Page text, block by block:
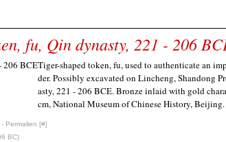
fu, Qin dynasty, 221 - 206
Tiger-shaped token, fu, used to authenticate an
der. Possibly excavated on Lincheng, Shandong
asty, 221 - 206 BCE. Bronze inlaid with gold
cm, National Museum of Chinese History,
- Permalien [#]
BC)